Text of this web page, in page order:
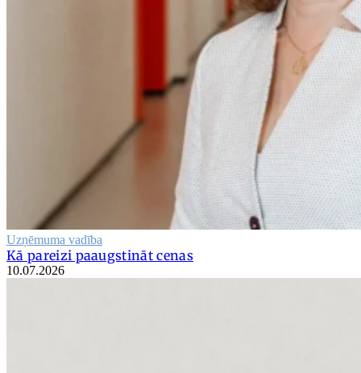
Uzņēmuma vadība
Kā pareizi paaugstināt cenas
10.07.2026